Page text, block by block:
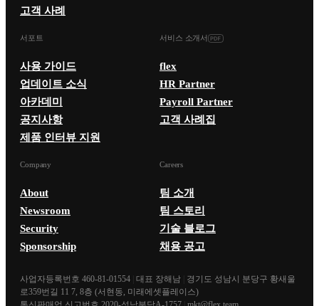
고객 사례
서포트
사용 가이드
업데이트 소식
아카데미
공지사항
제품 인터뷰 지원
서비스 소개서
flex
HR Partner
Payroll Partner
고객 사례집
Company
About
Newsroom
Security
Sponsorship
Careers
팀 소개
팀 스토리
기술 블로그
채용 공고
사업자등록번호 460-81-01554 대표 장해남
경기도 성남시 분당구 황새울
로359번길 11 7, 8층 (서현동, 미래에셋플레이스)